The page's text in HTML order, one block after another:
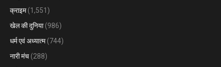
क्राइम(1,551)
खेल की दुनिया(986)
धर्म एवं अध्यात्म(744)
नारी मंच (288)